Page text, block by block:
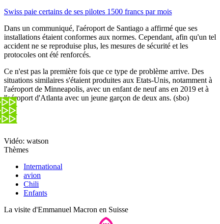
Swiss paie certains de ses pilotes 1500 francs par mois
Dans un communiqué, l'aéroport de Santiago a affirmé que ses
installations étaient conformes aux normes. Cependant, afin qu'un tel
accident ne se reproduise plus, les mesures de sécurité et les
protocoles ont été renforcés.
Ce n'est pas la première fois que ce type de problème arrive. Des
situations similaires s'étaient produites aux Etats-Unis, notamment à
l'aéroport de Minneapolis, avec un enfant de neuf ans en 2019 et à
l'aéroport d'Atlanta avec un jeune garçon de deux ans. (sbo)
Vidéo: watson
Thèmes
International
avion
Chili
Enfants
La visite d'Emmanuel Macron en Suisse